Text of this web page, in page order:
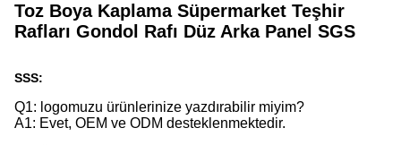
Toz Boya Kaplama Süpermarket Teşhir
Rafları Gondol Rafı Düz ​​Arka Panel SGS
SSS:
Q1: logomuzu ürünlerinize yazdırabilir miyim?
A1: Evet, OEM ve ODM desteklenmektedir.